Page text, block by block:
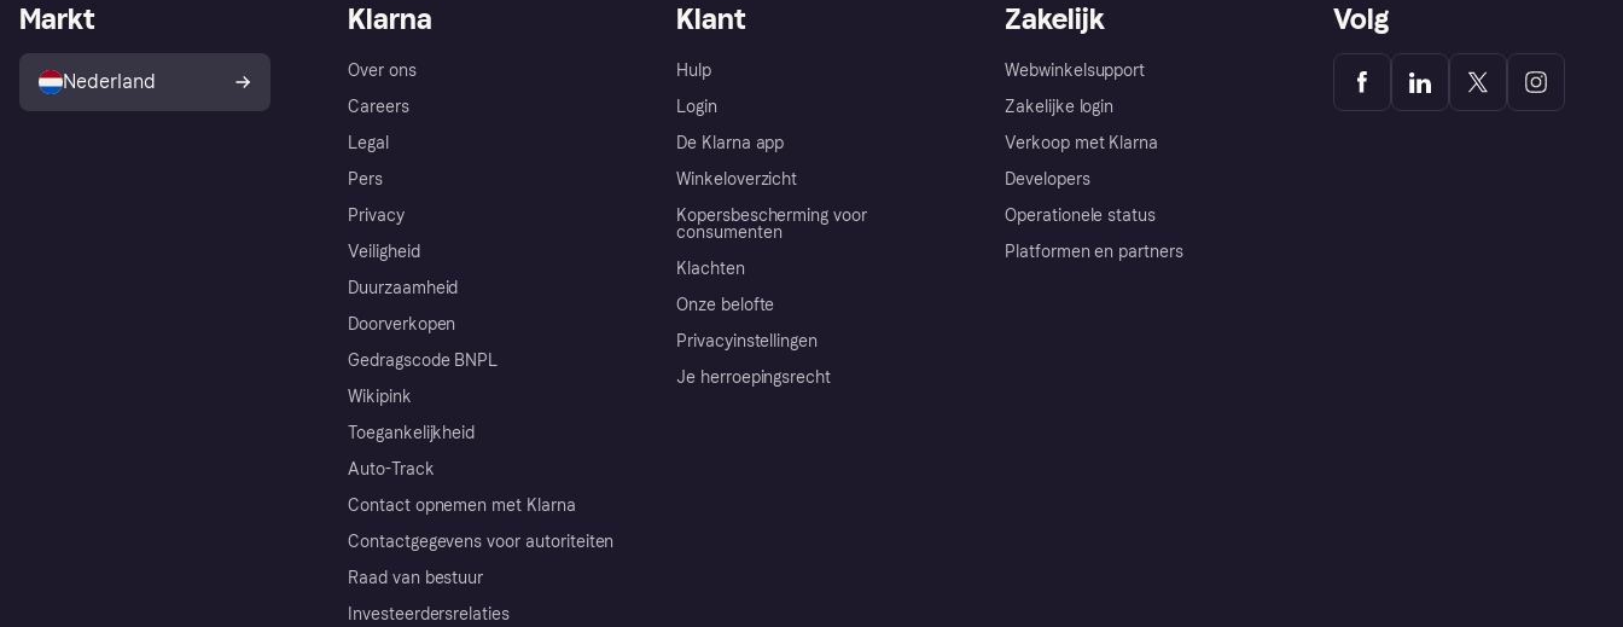
Klarna
Over ons
Careers
Legal
Pers
Privacy
Veiligheid
Duurzaamheid
Doorverkopen
Gedragscode BNPL
Wikipink
Toegankelijkheid
Auto-Track
Contact opnemen met Klarna
Contactgegevens voor autoriteiten
Raad van bestuur
Investeerdersrelaties
Klant
Hulp
Login
De Klarna app
Winkeloverzicht
Kopersbescherming voor
consumenten
Klachten
Onze belofte
Privacyinstellingen
Je herroepingsrecht
Zakelijk
Webwinkelsupport
Zakelijke login
Verkoop met Klarna
Developers
Operationele status
Platformen en partners
Markt
Nederland
Volg